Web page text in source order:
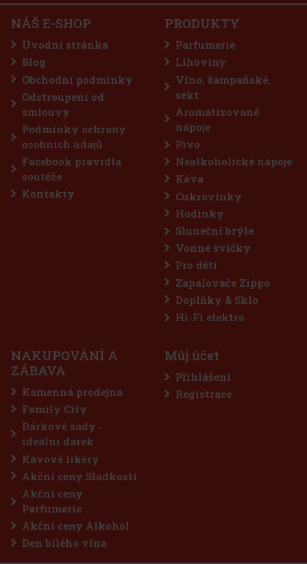
NÁŠ E-SHOP
Úvodní stránka
Blog
Obchodní podmínky
Odstroupení od
smlouvy
Podmínky ochrany
osobních údajů
Facebook pravidla
soutěže
Kontakty
PRODUKTY
Parfumerie
Lihoviny
Víno, šampaňské,
sekt
Aromatizované
nápoje
Pivo
Nealkoholické nápoje
Káva
Cukrovinky
Hodinky
Sluneční brýle
Vonné svíčky
Pro děti
Zapalovače Zippo
Doplňky & Sklo
Hi-Fi elektro
NAKUPOVÁNÍ A
ZÁBAVA
Kamenná prodejna
Family City
Dárkové sady -
ideální dárek
Kávové likéry
Akční ceny Sladkosti
Akční ceny
Parfumerie
Akční ceny Alkohol
Den bílého vína
Můj účet
Přihlášení
Registrace